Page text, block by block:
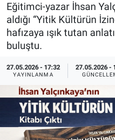
Eğitimci-yazar İhsan
aldığı “Yitik Kültürün
hafızaya ışık tutan
buluştu.
27.05.2026 - 17:32
YAYINLANMA
27.05.2026 -
Sağlık
Yerel
Genel
Asayiş
İlan - Duyuru- Mesaj
Türkiye Gündemi
Sizden Gelenler
Yaşam
Sağlık
İlan - Duyuru- Mesaj
Türkiye Gündemi
Sizden Gelenler